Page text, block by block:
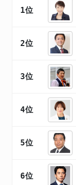
1位
2位
3位
4位
5位
6位